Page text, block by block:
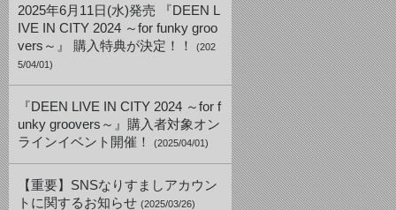
2025年6月11日(水)発売 『DEEN L
IVE IN CITY 2024 ～for funky groo
vers～』 購入特典が決定！！
(202
5/04/01)
『DEEN LIVE IN CITY 2024 ～for f
unky groovers～』購入者対象オン
ラインイベント開催！
(2025/04/01)
【重要】SNSなりすましアカウン
トに関するお知らせ (2025/03/26)